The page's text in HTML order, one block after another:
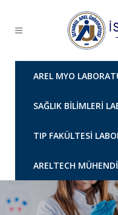
AREL MYO
SAĞLIK BILIMLERI
TIP FAKÜLTESI
ARELTECH